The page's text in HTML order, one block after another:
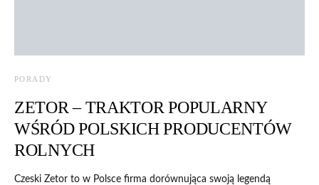
PORADY
ZETOR – TRAKTOR POPULARNY
WŚRÓD POLSKICH PRODUCENTÓW
ROLNYCH
Czeski Zetor to w Polsce firma dorównująca swoją legendą